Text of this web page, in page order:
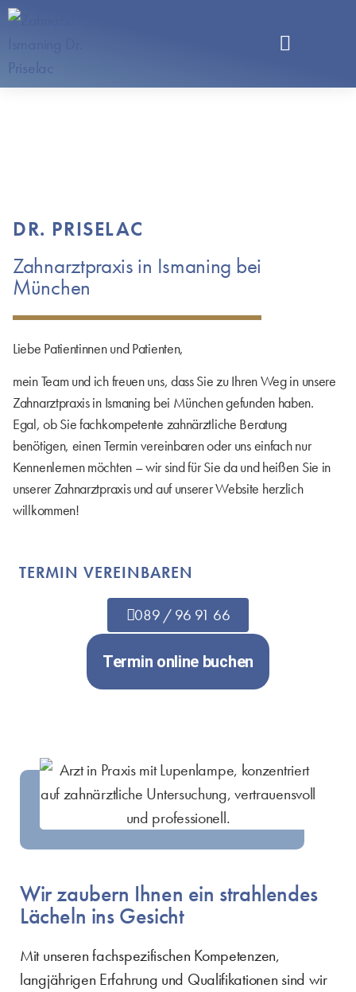
DR. PRISELAC
Zahnarztpraxis in Ismaning bei
München
Liebe Patientinnen und Patienten,
mein Team und ich freuen uns, dass Sie zu Ihren Weg in unsere
Zahnarztpraxis in Ismaning bei München gefunden haben.
Egal, ob Sie fachkompetente zahnärztliche Beratung
benötigen, einen Termin vereinbaren oder uns einfach nur
Kennenlernen möchten – wir sind für Sie da und heißen Sie in
unserer Zahnarztpraxis und auf unserer Website herzlich
willkommen!
TERMIN VEREINBAREN
089 / 96 91 66
Termin online buchen
Wir zaubern Ihnen ein strahlendes
Lächeln ins Gesicht
Mit unseren fachspezifischen Kompetenzen,
langjährigen Erfahrung und Qualifikationen sind wir